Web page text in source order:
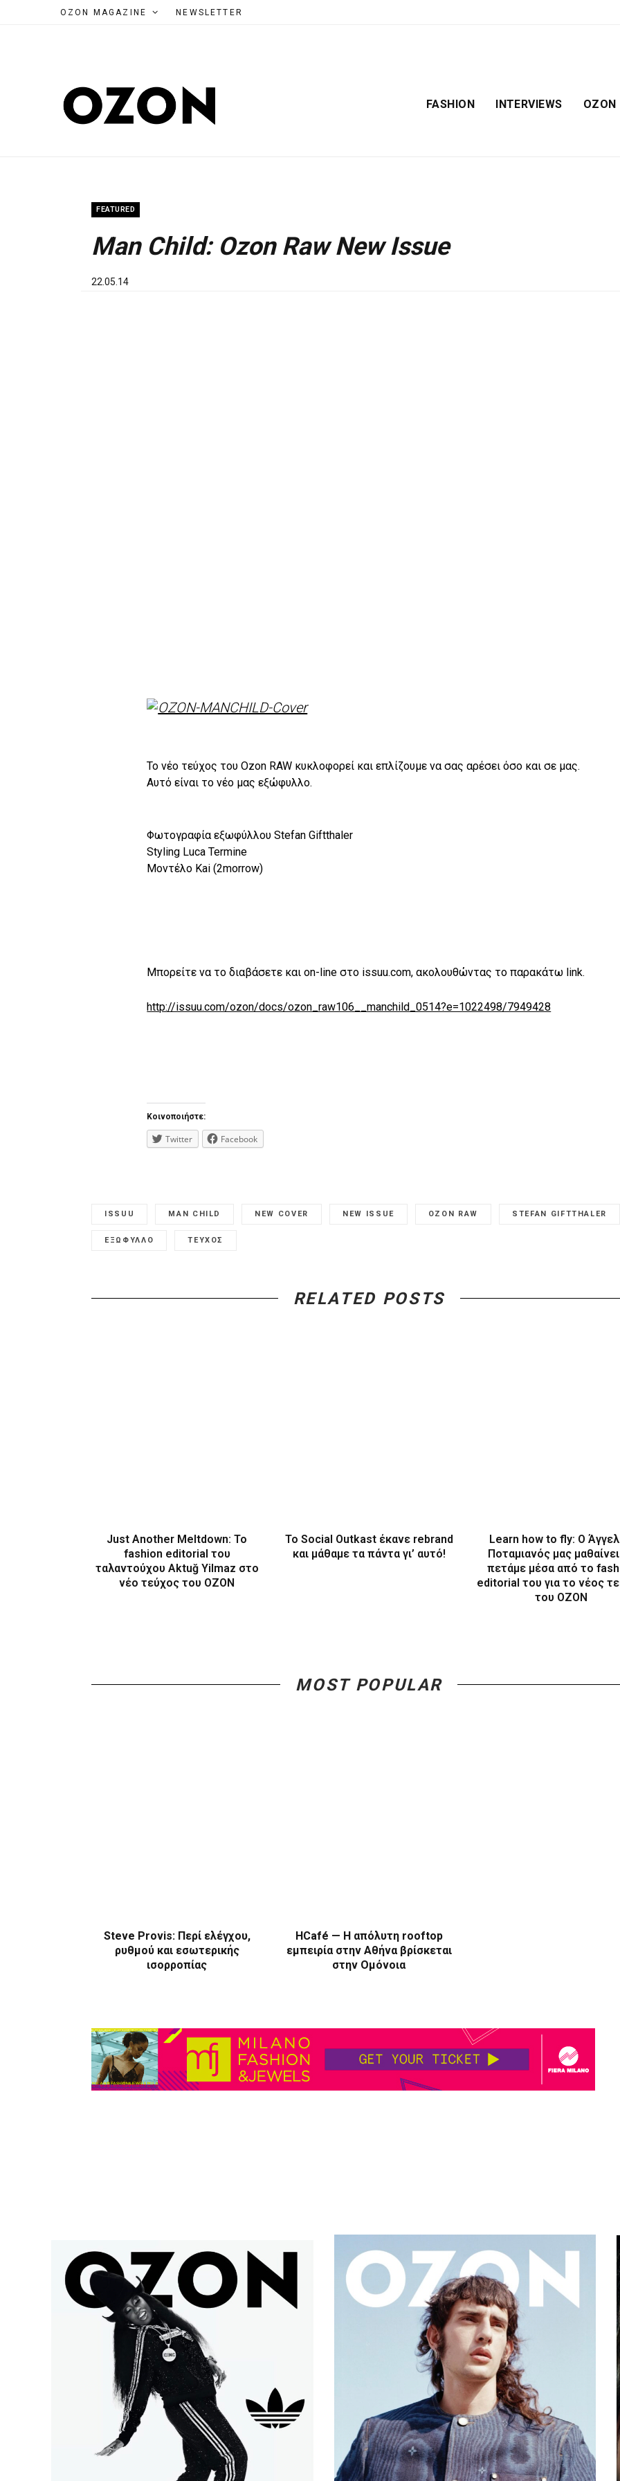
OZON MAGAZINE NEWSLETTER
FASHION INTERVIEWS OZON
FEATURED
Man Child: Ozon Raw New Issue
22.05.14
Το νέο τεύχος του Ozon RAW κυκλοφορεί και επλίζουμε να σας αρέσει όσο και σε μας.
Αυτό είναι το νέο μας εξώφυλλο.
Φωτογραφία εξωφύλλου Stefan Giftthaler
Styling Luca Termine
Μοντέλο Kai (2morrow)
Μπορείτε να το διαβάσετε και on-line στο issuu.com, ακολουθώντας το παρακάτω link.
http://issuu.com/ozon/docs/ozon_raw106__manchild_0514?e=1022498/7949428
Κοινοποιήστε:
Twitter Facebook
ISSUU MAN CHILD NEW COVER NEW ISSUE OZON RAW STEFAN GIFTTHALER
ΕΞΩΦΥΛΛΟ ΤΕΥΧΟΣ
RELATED POSTS
Just Another Meltdown: To
fashion editorial του
ταλαντούχου Aktuğ Yilmaz στο
νέο τεύχος του OZON
Το Social Outkast έκανε rebrand
και μάθαμε τα πάντα γι’ αυτό!
Learn how to fly: O
Ποταμιανός μας
πετάμε μέσα από το
editorial του για το νέος
του ΟΖΟΝ
MOST POPULAR
Steve Provis: Περί ελέγχου,
ρυθμού και εσωτερικής
ισορροπίας
HCafé — Η απόλυτη rooftop
εμπειρία στην Αθήνα βρίσκεται
στην Ομόνοια